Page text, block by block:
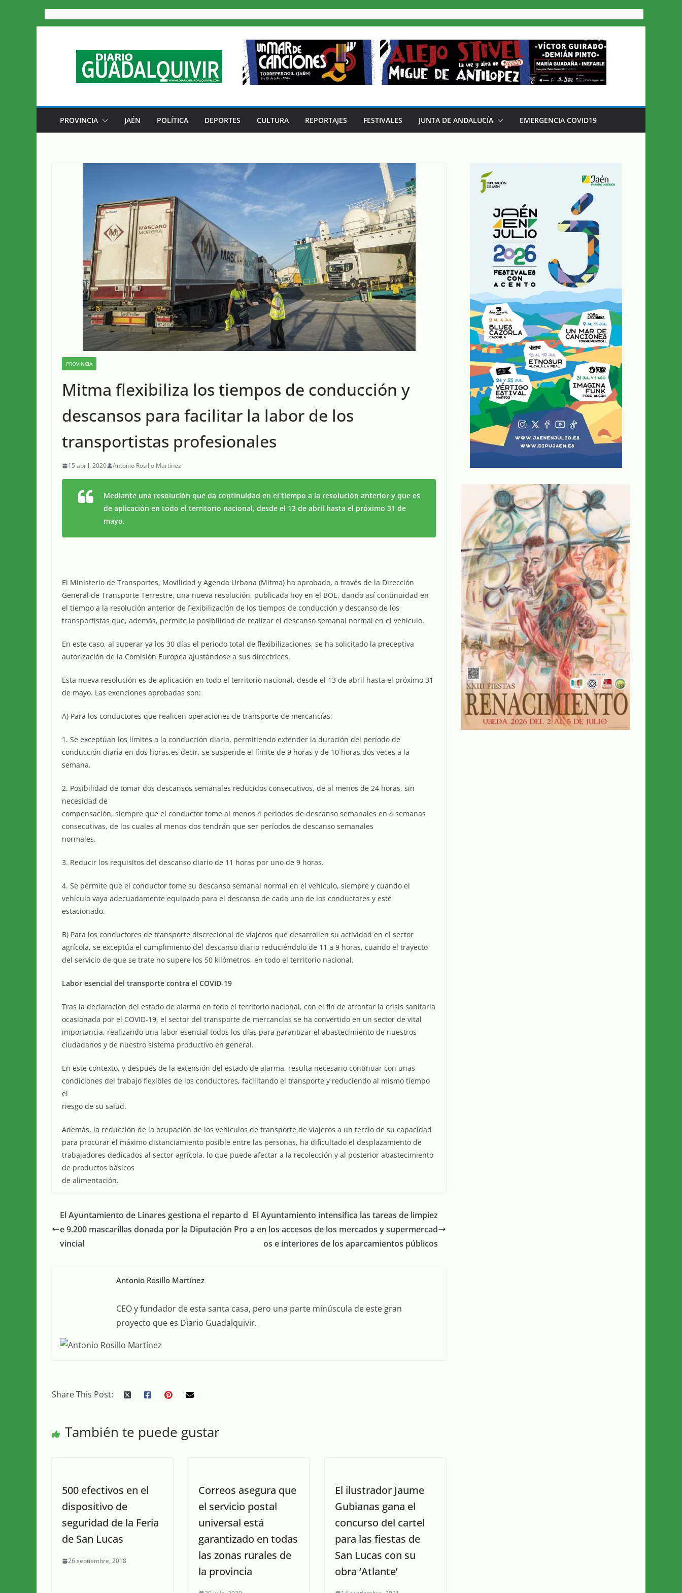
Saltar
al
PROVINCIA JAÉN POLÍTICA DEPORTES CULTURA REPORTAJES FESTIVALES JUNTA DE ANDALUCÍA EMERGENCIA COVID19
PROVINCIA
Mitma flexibiliza los tiempos de conducción y
descansos para facilitar la labor de los
transportistas profesionales
15 abril, 2020 Antonio Rosillo Martínez
Mediante una resolución que da continuidad en el tiempo a la resolución anterior y que es
de aplicación en todo el territorio nacional, desde el 13 de abril hasta el próximo 31 de
mayo.
El Ministerio de Transportes, Movilidad y Agenda Urbana (Mitma) ha aprobado, a través de la Dirección
General de Transporte Terrestre, una nueva resolución, publicada hoy en el BOE, dando así continuidad en
el tiempo a la resolución anterior de flexibilización de los tiempos de conducción y descanso de los
transportistas que, además, permite la posibilidad de realizar el descanso semanal normal en el vehículo.
En este caso, al superar ya los 30 días el periodo total de flexibilizaciones, se ha solicitado la preceptiva
autorización de la Comisión Europea ajustándose a sus directrices.
Esta nueva resolución es de aplicación en todo el territorio nacional, desde el 13 de abril hasta el próximo 31
de mayo. Las exenciones aprobadas son:
A) Para los conductores que realicen operaciones de transporte de mercancías:
1. Se exceptúan los límites a la conducción diaria, permitiendo extender la duración del período de
conducción diaria en dos horas,es decir, se suspende el límite de 9 horas y de 10 horas dos veces a la
semana.
2. Posibilidad de tomar dos descansos semanales reducidos consecutivos, de al menos de 24 horas, sin
necesidad de
compensación, siempre que el conductor tome al menos 4 períodos de descanso semanales en 4 semanas
consecutivas, de los cuales al menos dos tendrán que ser períodos de descanso semanales
normales.
3. Reducir los requisitos del descanso diario de 11 horas por uno de 9 horas.
4. Se permite que el conductor tome su descanso semanal normal en el vehículo, siempre y cuando el
vehículo vaya adecuadamente equipado para el descanso de cada uno de los conductores y esté
estacionado.
B) Para los conductores de transporte discrecional de viajeros que desarrollen su actividad en el sector
agrícola, se exceptúa el cumplimiento del descanso diario reduciéndolo de 11 a 9 horas, cuando el trayecto
del servicio de que se trate no supere los 50 kilómetros, en todo el territorio nacional.
Labor esencial del transporte contra el COVID-19
Tras la declaración del estado de alarma en todo el territorio nacional, con el fin de afrontar la crisis sanitaria
ocasionada por el COVID-19, el sector del transporte de mercancías se ha convertido en un sector de vital
importancia, realizando una labor esencial todos los días para garantizar el abastecimiento de nuestros
ciudadanos y de nuestro sistema productivo en general.
En este contexto, y después de la extensión del estado de alarma, resulta necesario continuar con unas
condiciones del trabajo flexibles de los conductores, facilitando el transporte y reduciendo al mismo tiempo
el
riesgo de su salud.
Además, la reducción de la ocupación de los vehículos de transporte de viajeros a un tercio de su capacidad
para procurar el máximo distanciamiento posible entre las personas, ha dificultado el desplazamiento de
trabajadores dedicados al sector agrícola, lo que puede afectar a la recolección y al posterior abastecimiento
de productos básicos
de alimentación.
El Ayuntamiento de Linares gestiona el reparto d
e 9.200 mascarillas donada por la Diputación Pro
vincial
El Ayuntamiento intensifica las tareas de limpiez
a en los accesos de los mercados y supermercad
os e interiores de los aparcamientos públicos
Antonio Rosillo Martínez
CEO y fundador de esta santa casa, pero una parte minúscula de este gran
proyecto que es Diario Guadalquivir.
Share This Post:
También te puede gustar
500 efectivos en el
dispositivo de
seguridad de la Feria
de San Lucas
26 septiembre, 2018
Correos asegura que
el servicio postal
universal está
garantizado en todas
las zonas rurales de
la provincia
El ilustrador Jaume
Gubianas gana el
concurso del cartel
para las fiestas de
San Lucas con su
obra ‘Atlante’